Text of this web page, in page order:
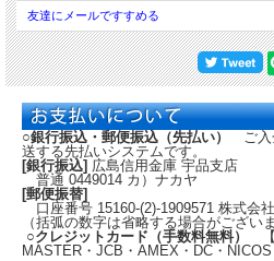
取
体
最
ト
に
行えるので、持ち運ぶこと前提のスモールボ
い場合に非常に便利です。
友達にメールですすめる
○銀行振込・郵便振込（先払い）
ご入
送する先払いシステムです。
[銀行振込] 広島信用金庫 宇品支店
普通 0449014 カ）ナカヤ
[郵便振替]
口座番号 15160-(2)-1909571 株式会
（括弧の数字は省略する場合がござい
○クレジットカード（手数料無料）
【
MASTER・JCB・AMEX・DC・